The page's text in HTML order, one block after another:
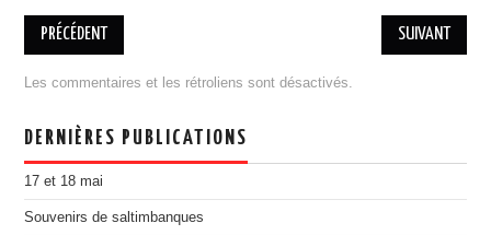
PARTENAIRES
DEVENIR PARTENAIRE
ILS NOUS ONT SOUTENU
PORTOFOLIO
ÉDITION 2021
EDITION 2017
PRÉCÉDENT SUIVANT
Les commentaires et les rétroliens sont désactivés.
DERNIÈRES PUBLICATIONS
17 et 18 mai
Souvenirs de saltimbanques